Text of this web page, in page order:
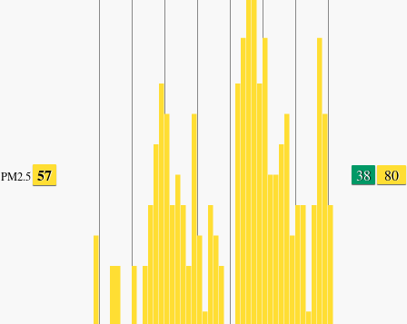
PM2.5 57 38 80